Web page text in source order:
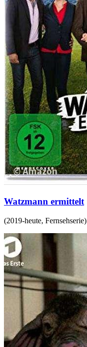
Watzmann ermittelt
(2019-heute, Fernsehserie)